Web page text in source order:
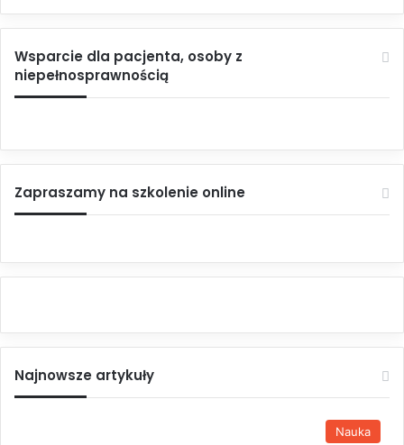
Wsparcie dla pacjenta, osoby z
niepełnosprawnością
Zapraszamy na szkolenie online
Najnowsze artykuły
Nauka